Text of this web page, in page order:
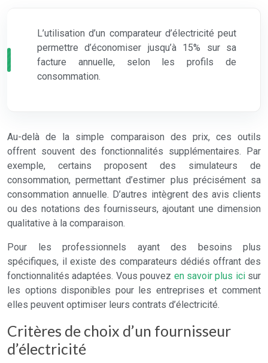
L’utilisation d’un comparateur d’électricité peut
permettre d’économiser jusqu’à 15% sur sa
facture annuelle, selon les profils de
consommation.
Au-delà de la simple comparaison des prix, ces outils
offrent souvent des fonctionnalités supplémentaires. Par
exemple, certains proposent des simulateurs de
consommation, permettant d’estimer plus précisément sa
consommation annuelle. D’autres intègrent des avis clients
ou des notations des fournisseurs, ajoutant une dimension
qualitative à la comparaison.
Pour les professionnels ayant des besoins plus
spécifiques, il existe des comparateurs dédiés offrant des
fonctionnalités adaptées. Vous pouvez en savoir plus ici sur
les options disponibles pour les entreprises et comment
elles peuvent optimiser leurs contrats d’électricité.
Critères de choix d’un fournisseur
d’électricité